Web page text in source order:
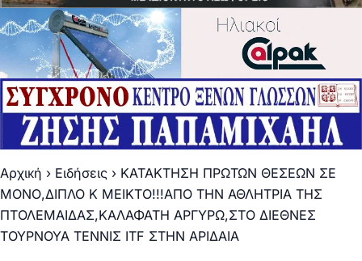
Αρχική › Ειδήσεις › ΚΑΤΑΚΤΗΣΗ ΠΡΩΤΩΝ ΘΕΣΕΩΝ ΣΕ
ΜΟΝΟ,ΔΙΠΛΟ Κ ΜΕΙΚΤΟ!!!ΑΠΟ ΤΗΝ ΑΘΛΗΤΡΙΑ ΤΗΣ
ΠΤΟΛΕΜΑΙΔΑΣ,ΚΑΛΑΦΑΤΗ ΑΡΓΥΡΩ,ΣΤΟ ΔΙΕΘΝΕΣ
ΤΟΥΡΝΟΥΑ ΤΕΝΝΙΣ ITF ΣΤΗΝ ΑΡΙΔΑΙΑ